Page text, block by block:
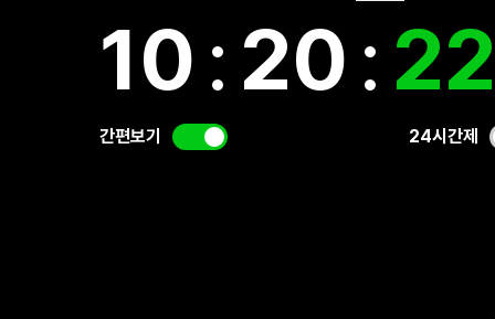
10: 20:
간편보기 24시간제